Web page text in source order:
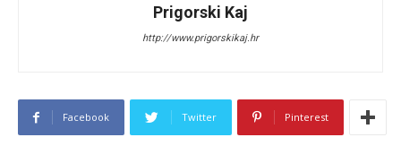
Prigorski Kaj
http://www.prigorskikaj.hr
Facebook Twitter Pinterest